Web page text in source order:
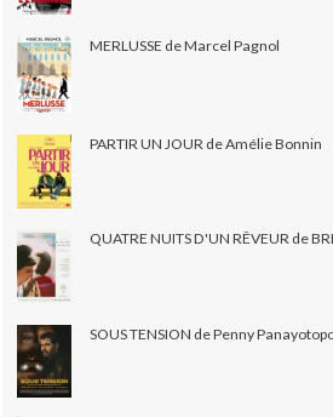
MERLUSSE de Marcel Pagnol
PARTIR UN JOUR de Amélie Bonnin
QUATRE NUITS D'UN RÊVEUR de
SOUS TENSION de Penny